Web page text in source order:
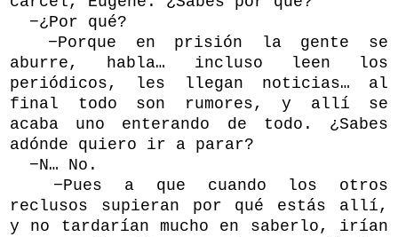
−¿Por qué?
−Porque en prisión la gente se
aburre, habla… incluso leen los
periódicos, les llegan noticias… al
final todo son rumores, y allí se
acaba uno enterando de todo. ¿Sabes
adónde quiero ir a parar?
−N… No.
−Pues a que cuando los otros
reclusos supieran por qué estás allí,
y no tardarían mucho en saberlo, irían